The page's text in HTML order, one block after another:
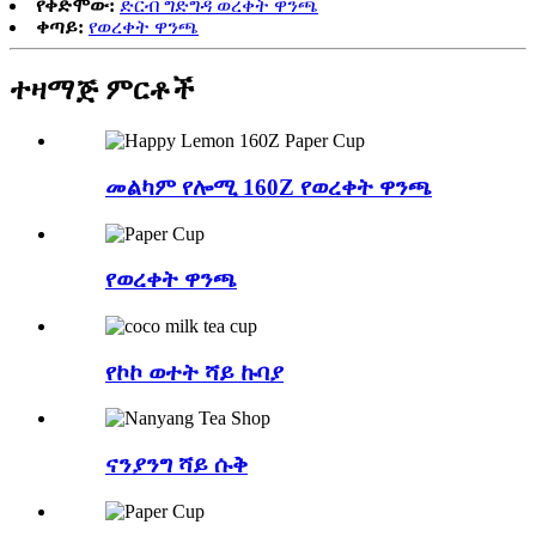
የቀድሞው: ድርብ ግድግዳ ወረቀት ዋንጫ
ቀጣይ: የወረቀት ዋንጫ
ተዛማጅምርቶች
መልካም የሎሚ 160Z የወረቀት ዋንጫ
የወረቀት ዋንጫ
የኮኮ ወተት ሻይ ኩባያ
ናንያንግ ሻይ ሱቅ